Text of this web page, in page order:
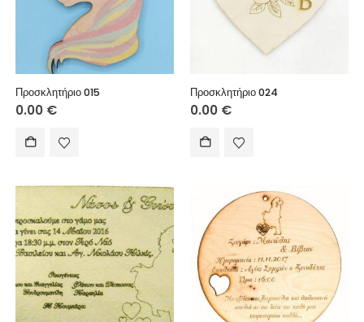
Προσκλητήριο 015
0.00 €
Προσκλητήριο 024
0.00 €